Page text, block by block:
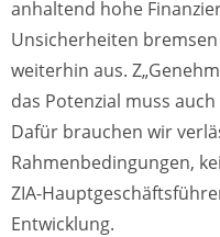
anhaltend hohe
Unsicherheiten
weiterhin aus.
das Potenzial muss
Dafür brauchen wir
Rahmenbedingungen,
ZIA-
Entwicklung.